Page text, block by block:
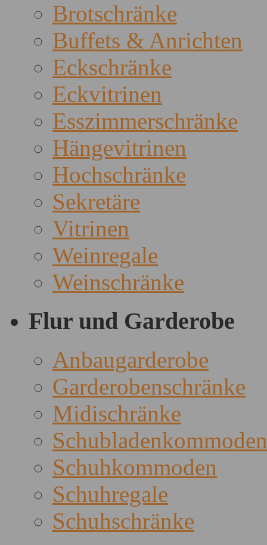
Brotschränke
Buffets & Anrichten
Eckschränke
Eckvitrinen
Esszimmerschränke
Hängevitrinen
Hochschränke
Sekretäre
Vitrinen
Weinregale
Weinschränke
Flur und Garderobe
Anbaugarderobe
Garderobenschränke
Midischränke
Schubladenkommoden
Schuhkommoden
Schuhregale
Schuhschränke